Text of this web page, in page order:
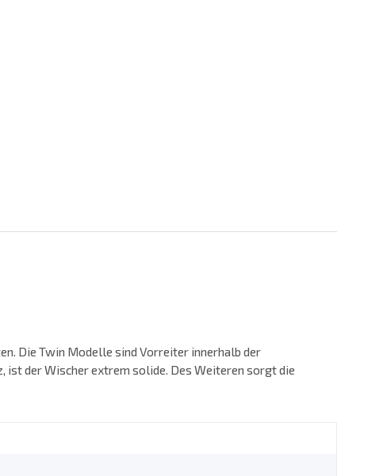
Die Twin Modelle sind Vorreiter innerhalb der
der Wischer extrem solide. Des Weiteren sorgt die